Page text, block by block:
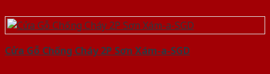
Cửa Gỗ Chống Cháy 2P Sơn Xám-a-SGD